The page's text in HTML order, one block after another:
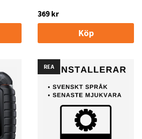
369 kr
Köp
REA